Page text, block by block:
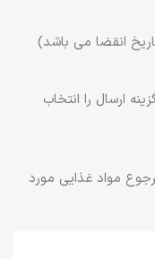
انقضا می باشد)
ارسال را انتخاب
مواد غذایی مورد